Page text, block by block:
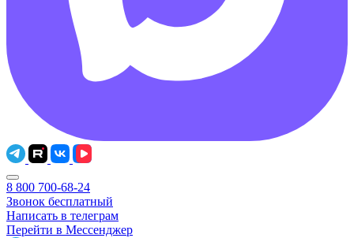
8 800 700-68-24
Звонок бесплатный
Написать в телеграм
Перейти в Мессенджер